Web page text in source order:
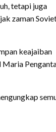
tetapi juga
zaman
keajaiban